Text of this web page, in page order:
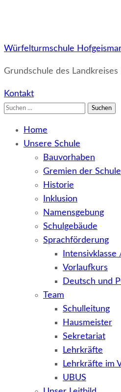
Würfelturmschule
Grundschule des Landkreises
Kontakt
Suchen
Home
Unsere Schule
Bauvorhaben
Gremien der Schule
Historie
Inklusion
Namensgebung
Schulgebäude
Sprachförderung
Vorlaufkurs
Deutsch und
Team
Schulleitung
Hausmeister
Sekretariat
Lehrkräfte
Lehrkräfte im
UBUS